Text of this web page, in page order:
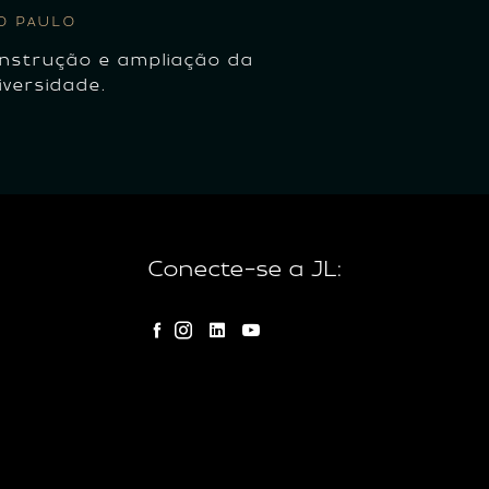
PAULO
e ampliação da
Conecte-se a JL: